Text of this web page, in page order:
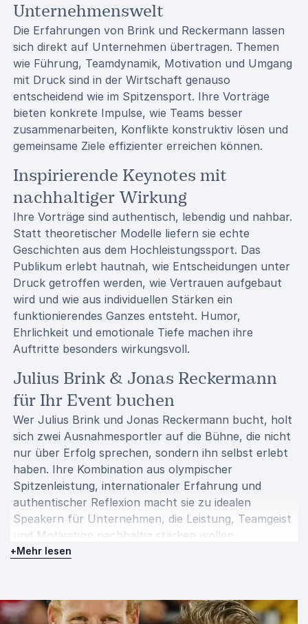
Unternehmenswelt
Die Erfahrungen von Brink und Reckermann lassen
sich direkt auf Unternehmen übertragen. Themen
wie Führung, Teamdynamik, Motivation und Umgang
mit Druck sind in der Wirtschaft genauso
entscheidend wie im Spitzensport. Ihre Vorträge
bieten konkrete Impulse, wie Teams besser
zusammenarbeiten, Konflikte konstruktiv lösen und
gemeinsame Ziele effizienter erreichen können.
Inspirierende Keynotes mit
nachhaltiger Wirkung
Ihre Vorträge sind authentisch, lebendig und nahbar.
Statt theoretischer Modelle liefern sie echte
Geschichten aus dem Hochleistungssport. Das
Publikum erlebt hautnah, wie Entscheidungen unter
Druck getroffen werden, wie Vertrauen aufgebaut
wird und wie aus individuellen Stärken ein
funktionierendes Ganzes entsteht. Humor,
Ehrlichkeit und emotionale Tiefe machen ihre
Auftritte besonders wirkungsvoll.
Julius Brink & Jonas Reckermann
für Ihr Event buchen
Wer Julius Brink und Jonas Reckermann bucht, holt
sich zwei Ausnahmesportler auf die Bühne, die nicht
nur über Erfolg sprechen, sondern ihn selbst erlebt
haben. Ihre Kombination aus olympischer
Spitzenleistung, internationaler Erfahrung und
authentischer Reflexion macht sie zu idealen
Speakern für Unternehmen, die Leistung, Teamgeist
und Motivation nachhaltig stärken wollen.
Mögliche Vortragssprachen sind Deutsch und Englisch.
+Mehr lesen